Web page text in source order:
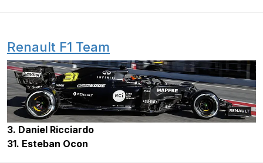
Renault F1 Team
3. Daniel Ricciardo
31. Esteban Ocon